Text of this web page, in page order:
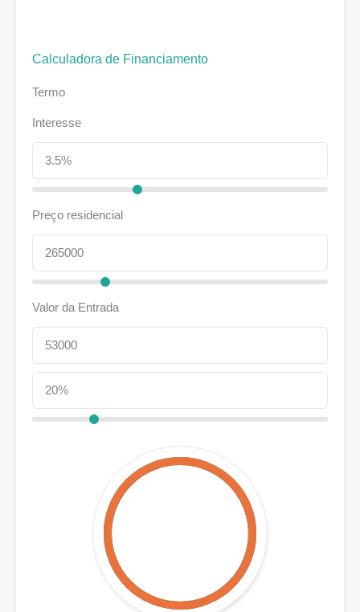
Calculadora de Financiamento
Termo
Interesse
Preço residencial
Valor da Entrada